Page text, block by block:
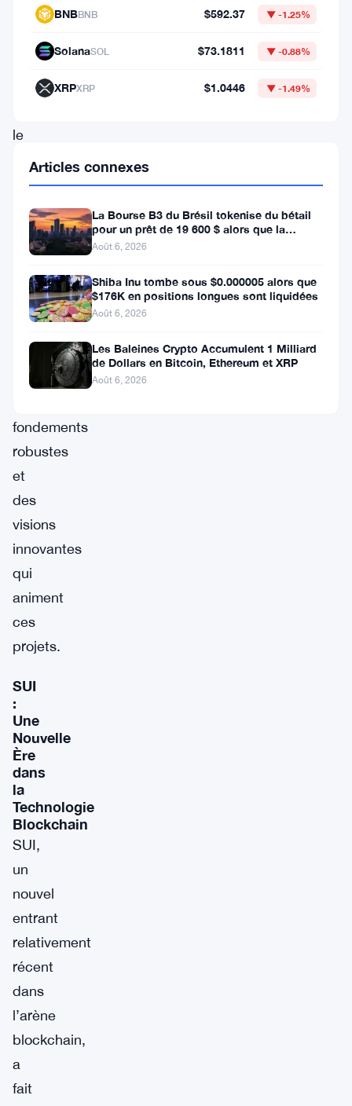
Cette
n’est
pas
le
reflet
dynamique
marché
mais
témoignage
fondements
robustes
et
des
visions
innovantes
qui
animent
ces
projets.
SUI
:
Une
Nouvelle
Ère
dans
la
Technologie
Blockchain
SUI,
un
nouvel
entrant
relativement
récent
dans
l’arène
blockchain,
a
fait
BNBBNB $592.37 ▼ -1.25%
SolanaSOL $73.1811 ▼ -0.88%
XRPXRP $1.0446 ▼ -1.49%
Articles connexes
La Bourse B3 du Brésil tokenise du bétail
pour un prêt de 19 600 $ alors que la
blockchain atteint la ferme
Août 6, 2026
Shiba Inu tombe sous $0.000005 alors que
$176K en positions longues sont liquidées
Août 6, 2026
Les Baleines Crypto Accumulent 1 Milliard
de Dollars en Bitcoin, Ethereum et XRP
Août 6, 2026